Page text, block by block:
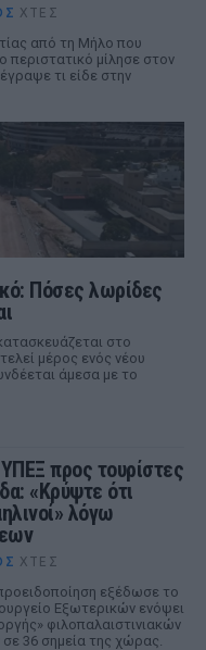
ΧΤΕΣ
από τη Μήλο που
περιστατικό μίλησε στον
τι είδε στην
Πόσες λωρίδες
στο
μέρος ενός νέου
άμεσα με το
ΥΠΕΞ προς τουρίστες
«Κρύψτε ότι
λόγω
ΧΤΕΣ
εξέδωσε το
Εξωτερικών ενόψει
φιλοπαλαιστινιακών
36 σημεία της χώρας.